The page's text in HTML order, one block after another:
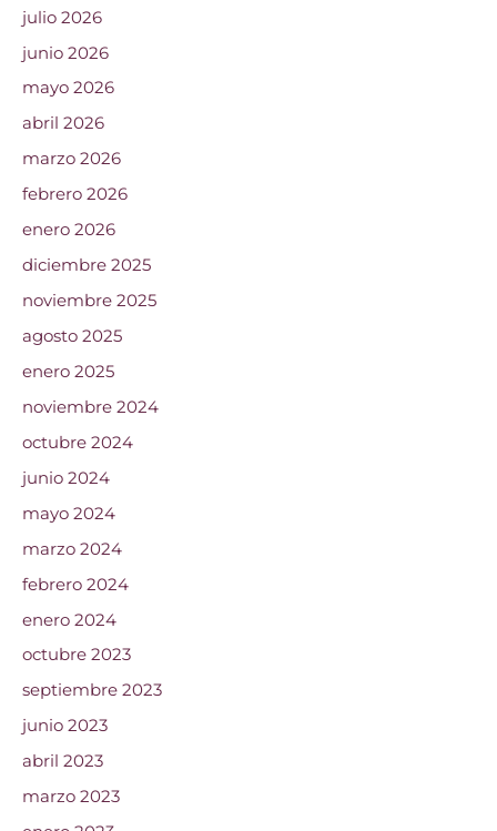
julio 2026
junio 2026
mayo 2026
abril 2026
marzo 2026
febrero 2026
enero 2026
diciembre 2025
noviembre 2025
agosto 2025
enero 2025
noviembre 2024
octubre 2024
junio 2024
mayo 2024
marzo 2024
febrero 2024
enero 2024
octubre 2023
septiembre 2023
junio 2023
abril 2023
marzo 2023